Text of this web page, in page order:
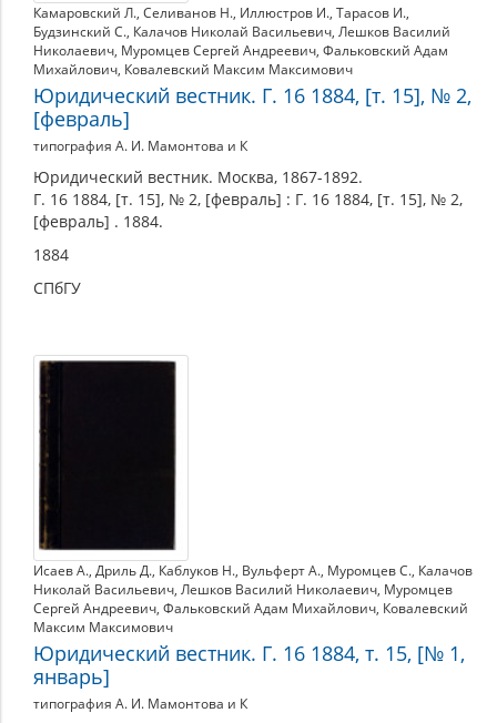
Камаровский Л., Селиванов Н., Иллюстров И., Тарасов И.,
Будзинский С., Калачов Николай Васильевич, Лешков Василий
Николаевич, Муромцев Сергей Андреевич, Фальковский Адам
Михайлович, Ковалевский Максим Максимович
Юридический вестник. Г. 16 1884, [т. 15], № 2,
[февраль]
типография А. И. Мамонтова и К
Юридический вестник. Москва, 1867-1892.
Г. 16 1884, [т. 15], № 2, [февраль] : Г. 16 1884, [т. 15], № 2,
[февраль] . 1884.
1884
СПбГУ
Исаев А., Дриль Д., Каблуков Н., Вульферт А., Муромцев С., Калачов
Николай Васильевич, Лешков Василий Николаевич, Муромцев
Сергей Андреевич, Фальковский Адам Михайлович, Ковалевский
Максим Максимович
Юридический вестник. Г. 16 1884, т. 15, [№ 1,
январь]
типография А. И. Мамонтова и К